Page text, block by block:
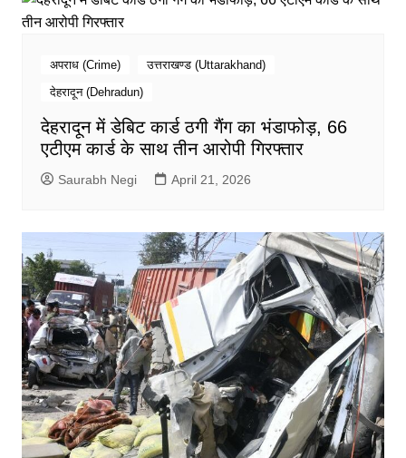
अपराध (Crime)
उत्तराखण्ड (Uttarakhand)
देहरादून (Dehradun)
देहरादून में डेबिट कार्ड ठगी गैंग का भंडाफोड़, 66
एटीएम कार्ड के साथ तीन आरोपी गिरफ्तार
Saurabh Negi April 21, 2026